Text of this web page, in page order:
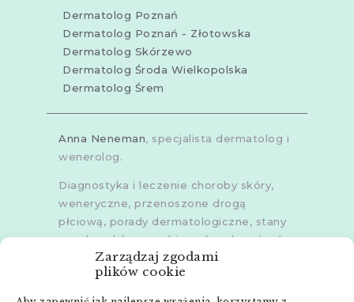
Zarządzaj zgodami
plików cookie
Dermatolog Poznań
Dermatolog Poznań - Złotowska
Dermatolog Skórzewo
Dermatolog Środa Wielkopolska
Dermatolog Śrem
Anna Neneman, specjalista dermatolog i
wenerolog.
Diagnostyka i leczenie choroby skóry,
weneryczne, przenoszone drogą
płciową, porady dermatologiczne, stany
zapalne skóry, grzybice, choroby włosów,
dermoskopia, trichoskopia, u dorosłych i
dzieci.